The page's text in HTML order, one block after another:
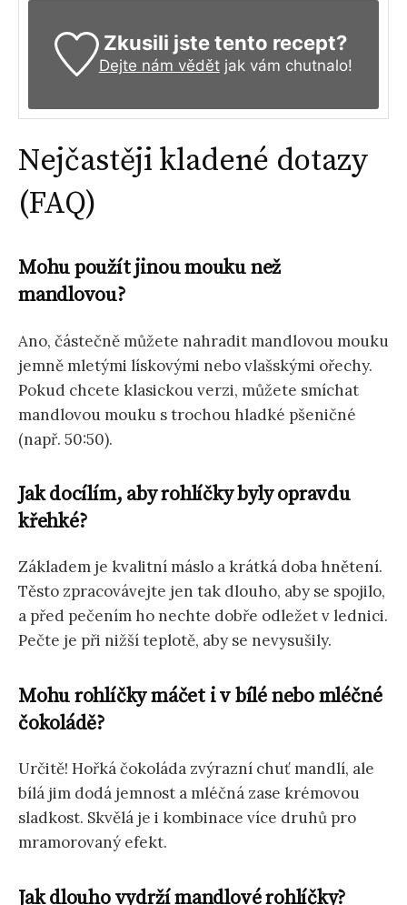
Zkusili jste tento recept?
Dejte nám vědětjak vám chutnalo!
Nejčastěji kladené dotazy
(FAQ)
Mohu použít jinou mouku než
mandlovou?
Ano, částečně můžete nahradit mandlovou mouku
jemně mletými lískovými nebo vlašskými ořechy.
Pokud chcete klasickou verzi, můžete smíchat
mandlovou mouku s trochou hladké pšeničné
(např. 50:50).
Jak docílím, aby rohlíčky byly opravdu
křehké?
Základem je kvalitní máslo a krátká doba hnětení.
Těsto zpracovávejte jen tak dlouho, aby se spojilo,
a před pečením ho nechte dobře odležet v lednici.
Pečte je při nižší teplotě, aby se nevysušily.
Mohu rohlíčky máčet i v bílé nebo mléčné
čokoládě?
Určitě! Hořká čokoláda zvýrazní chuť mandlí, ale
bílá jim dodá jemnost a mléčná zase krémovou
sladkost. Skvělá je i kombinace více druhů pro
mramorovaný efekt.
Jak dlouho vydrží mandlové rohlíčky?